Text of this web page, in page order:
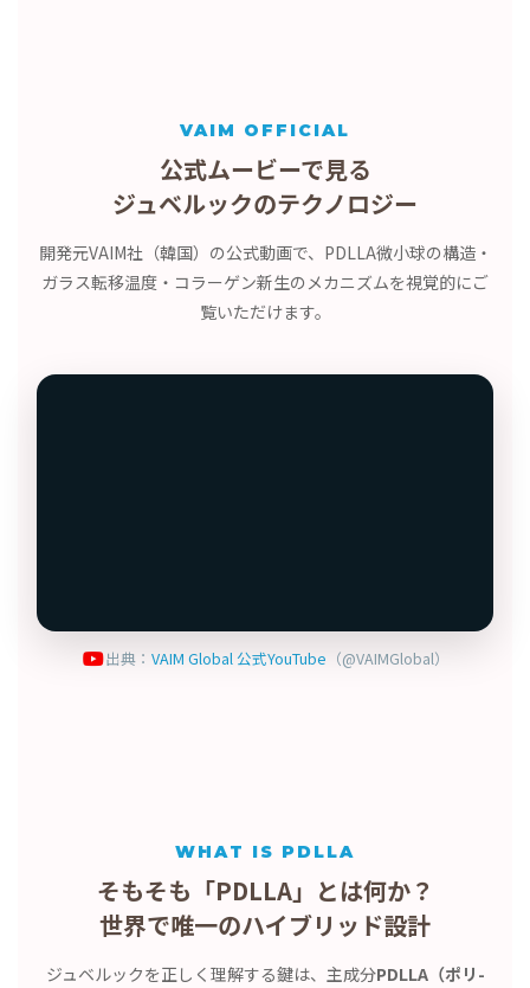
VAIM OFFICIAL
公式ムービーで見る
ジュベルックのテクノロジー
開発元VAIM社（韓国）の公式動画で、PDLLA微小球の構造・
ガラス転移温度・コラーゲン新生のメカニズムを視覚的にご
覧いただけます。
出典： VAIM Global 公式YouTube （@VAIMGlobal）
WHAT IS PDLLA
そもそも「PDLLA」とは何か？
世界で唯一のハイブリッド設計
ジュベルックを正しく理解する鍵は、主成分PDLLA（ポリ-